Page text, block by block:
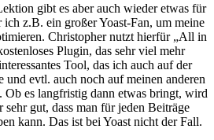
gibt es aber auch wieder etwas für
z.B. ein großer Yoast-Fan, um meine
Christopher nutzt hierfür „All in
Plugin, das sehr viel mehr
Tool, das ich auch auf der
und evtl. auch noch auf meinen anderen
Ob es langfristig dann etwas bringt, wird
gut, dass man für jeden Beiträge
kann. Das ist bei Yoast nicht der Fall.